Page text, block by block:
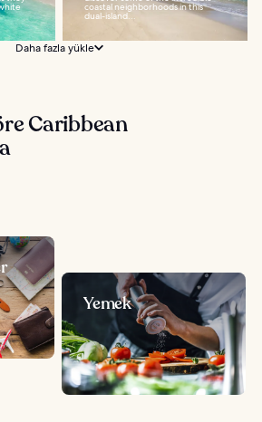
coastal neighborhoods in this
dual-island...
Daha fazla yükle
Caribbean
Yemek